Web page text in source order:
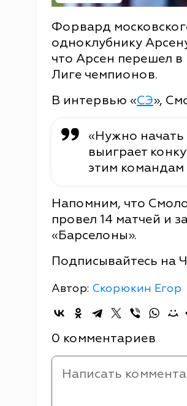
Форвард
одноклубнику
что Арсен перешел в
Лиге чемпионов.
В интервью «СЭ»,
«Нужно начать
выиграет
этим командам
Напомним, что
провел 14 матчей и
«Барселоны».
Подписывайтесь на
Автор: Скорюкин Егор
0 комментариев